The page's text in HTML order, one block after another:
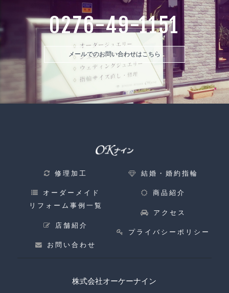
0276-49-1151
メールでのお問い合わせはこちら
修理加工
オーダーメイド
リフォーム事例一覧
店舗紹介
お問い合わせ
結婚・婚約指輪
商品紹介
アクセス
プライバシーポリシー
株式会社オーケーナイン